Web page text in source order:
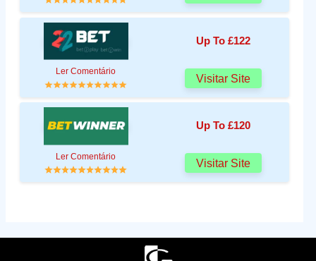
Up To £122
Ler Comentário
Visitar Site
Up To £120
Ler Comentário
Visitar Site